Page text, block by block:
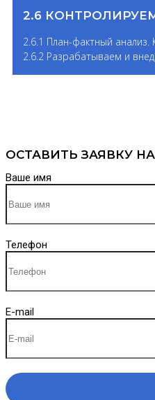
2.6
2.6.1 План-фактный
2.6.2 Разрабатываем и
ОСТАВИТЬ ЗАЯВКУ
Ваше имя
Телефон
E-mail